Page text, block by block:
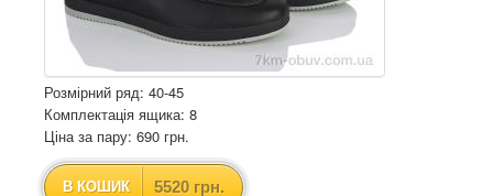
Розмірний ряд: 40-45
Комплектація ящика: 8
Ціна за пару: 690 грн.
В КОШИК 5520 грн.